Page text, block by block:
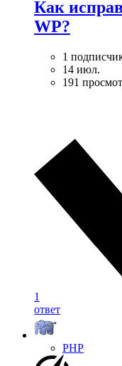
Как
WP?
1
14 июл.
191
1
ответ
PHP